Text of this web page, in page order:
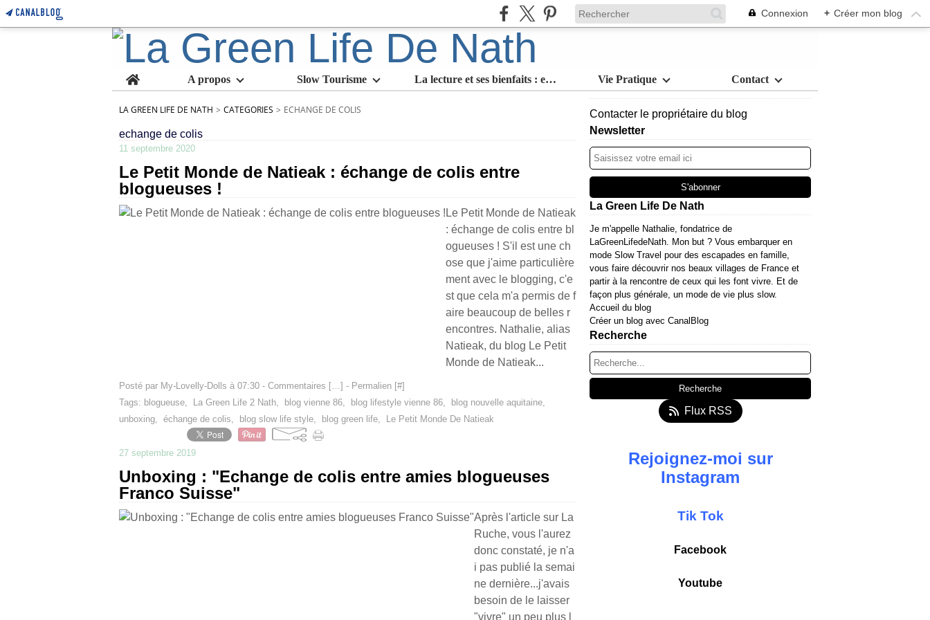
Connexion + Créer mon blog
Home A propos Slow Tourisme La lecture et ses bienfaits : en quoi est-ce l'activité slow par excellence Vie Pratique Contact
LA GREEN LIFE DE NATH > CATEGORIES > ECHANGE DE COLIS
echange de colis
11 septembre 2020
Le Petit Monde de Natieak : échange de colis entre
blogueuses !
Le Petit Monde de Natieak
: échange de colis entre bl
ogueuses ! S'il est une ch
ose que j'aime particulière
ment avec le blogging, c'e
st que cela m'a permis de f
aire beaucoup de belles r
encontres. Nathalie, alias
Natieak, du blog Le Petit
Monde de Natieak...
Posté par My-Lovelly-Dolls à 07:30 - Commentaires […] - Permalien [#]
Tags: blogueuse, La Green Life 2 Nath, blog vienne 86, blog lifestyle vienne 86, blog nouvelle aquitaine,
unboxing, échange de colis, blog slow life style, blog green life, Le Petit Monde De Natieak
27 septembre 2019
Unboxing : "Echange de colis entre amies blogueuses
Franco Suisse"
Après l'article sur La
Ruche, vous l'aurez
donc constaté, je n'a
i pas publié la semai
ne dernière...j'avais
besoin de le laisser
"vivre" un peu plus l
Contacter le propriétaire du blog
Newsletter
La Green Life De Nath
Je m'appelle Nathalie, fondatrice de
LaGreenLifedeNath. Mon but ? Vous embarquer en
mode Slow Travel pour des escapades en famille,
vous faire découvrir nos beaux villages de France et
partir à la rencontre de ceux qui les font vivre. Et de
façon plus générale, un mode de vie plus slow.
Accueil du blog
Créer un blog avec CanalBlog
Recherche
Flux RSS
Rejoignez-moi sur
Instagram
Tik Tok
Facebook
Youtube